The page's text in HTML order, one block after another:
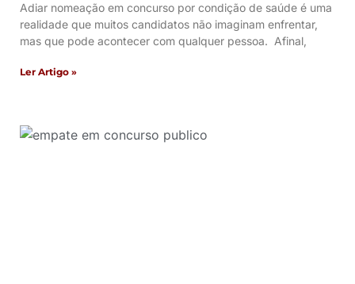
Adiar nomeação em concurso por condição de saúde é uma
realidade que muitos candidatos não imaginam enfrentar,
mas que pode acontecer com qualquer pessoa. Afinal,
Ler Artigo »